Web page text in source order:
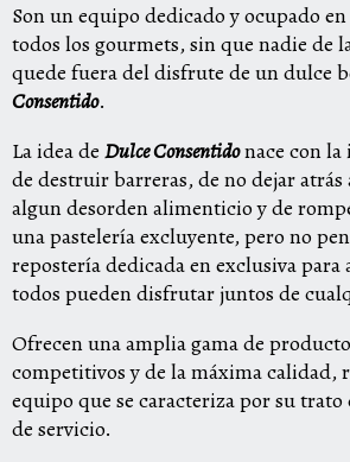
Son un equipo dedicado y ocupado
todos los gourmets, sin que nadie de
quede fuera del disfrute de un dulce
Consentido.
La idea de Dulce Consentidonace con
de destruir barreras, de no dejar atrás
algun desorden alimenticio y de
una pastelería excluyente, pero no
repostería dedicada en exclusiva
todos pueden disfrutar juntos de
Ofrecen una amplia gama de
competitivos y de la máxima calidad,
equipo que se caracteriza por su
de servicio.